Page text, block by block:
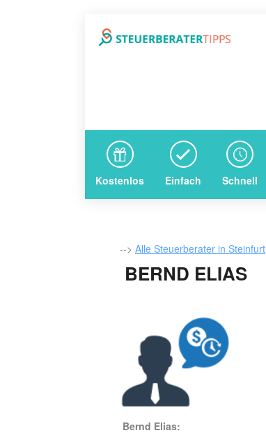
Kostenlos Einfach Schnell
--> Alle Steuerberater in Steinfurt
BERND ELIAS
Bernd Elias: